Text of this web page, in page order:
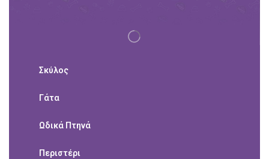
Σκύλος
Γάτα
Ωδικά Πτηνά
Περιστέρι